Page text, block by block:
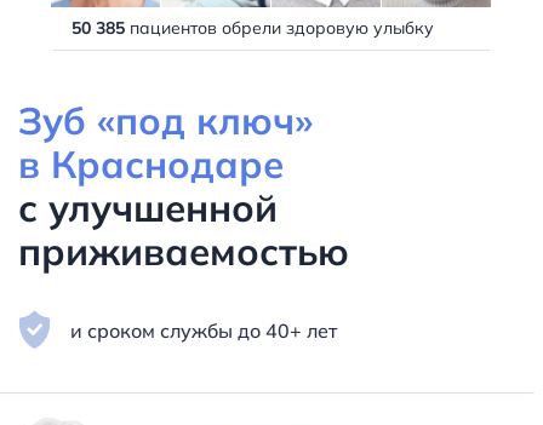
50 385 пациентов обрели здоровую улыбку
Зуб «под ключ»
в Краснодаре
с улучшенной
приживаемостью
и сроком службы до 40+ лет